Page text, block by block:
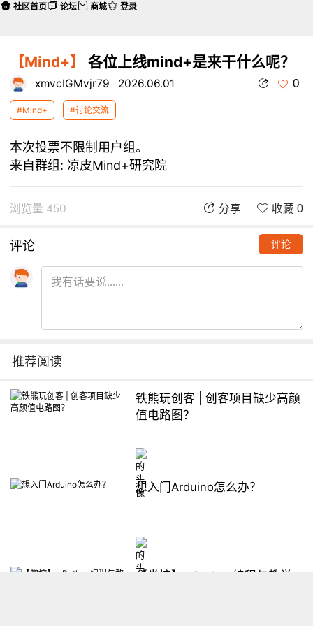
【Mind+】 各位上线mind+是来干什么呢？
xmvcIGMvjr79 2026.06.01 0
#Mind+ #讨论交流
本次投票不限制用户组。
来自群组: 凉皮Mind+研究院
浏览量 450 分享 收藏 0
评论 评论
推荐阅读
铁熊玩创客 | 创客项目缺少高颜
值电路图？
想入门Arduino怎么办？
【掌控】mPython编程与教学
社区首页 论坛 商城 登录